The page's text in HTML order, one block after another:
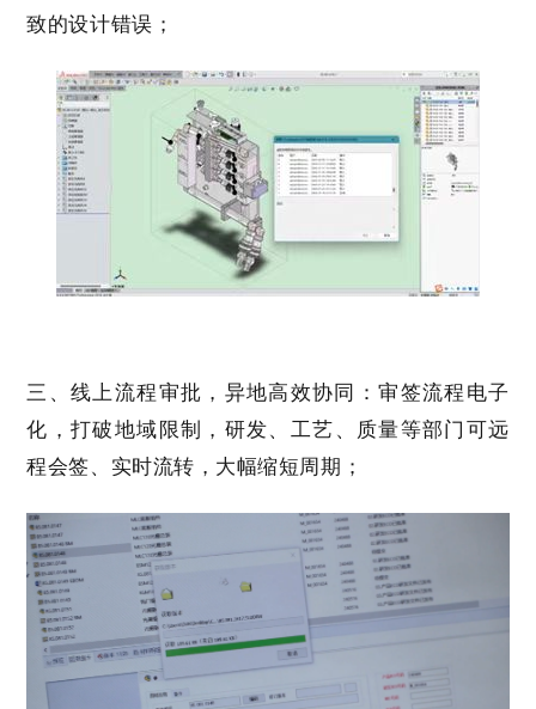
致的设计错误；
三、线上流程审批，异地高效协同：审签流程电子
化，打破地域限制，研发、工艺、质量等部门可远
程会签、实时流转，大幅缩短周期；